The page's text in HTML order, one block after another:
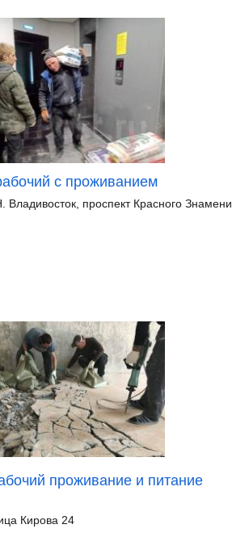
с проживанием
проспект Красного Знамени
проживание и питание
Кирова 24